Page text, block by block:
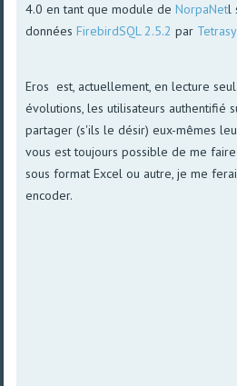
4.0 en tant que module deNorpaNetl
donnéesFirebirdSQL 2.5.2 par
Eros est, actuellement, en lecture
évolutions, les utilisateurs authentifié
partager (s'ils le désir) eux-mêmes
vous est toujours possible de me
sous format Excel ou autre, je me
encoder.